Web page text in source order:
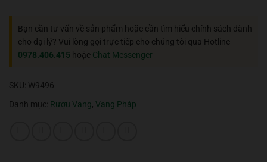
Bạn cần tư vấn về sản phẩm hoặc cần tìm hiểu chính sách dành
cho đại lý? Vui lòng gọi trực tiếp cho chúng tôi qua Hotline
0978.406.415 hoặc Chat Messenger
SKU: W9496
Danh mục: Rượu Vang, Vang Pháp